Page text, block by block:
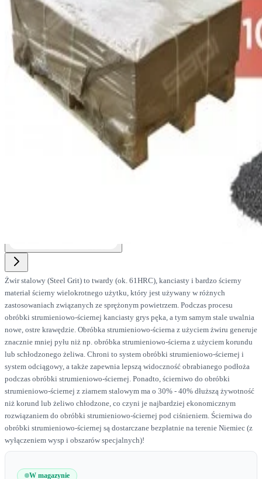
View larger image
Żwir stalowy (Steel Grit) to twardy (ok. 61HRC), kanciasty i bardzo ścierny
materiał ścierny wielokrotnego użytku, który jest używany w różnych
zastosowaniach związanych ze sprężonym powietrzem. Podczas procesu
obróbki strumieniowo-ściernej kanciasty grys pęka, a tym samym stale uwalnia
nowe, ostre krawędzie. Obróbka strumieniowo-ścierna z użyciem żwiru generuje
znacznie mniej pyłu niż np. obróbka strumieniowo-ścierna z użyciem korundu
lub schłodzonego żeliwa. Chroni to system obróbki strumieniowo-ściernej i
system odciągowy, a także zapewnia lepszą widoczność obrabianego podłoża
podczas obróbki strumieniowo-ściernej. Ponadto, ścierniwo do obróbki
strumieniowo-ściernej z ziarnem stalowym ma o 30% - 40% dłuższą żywotność
niż korund lub żeliwo chłodzone, co czyni je najbardziej ekonomicznym
rozwiązaniem do obróbki strumieniowo-ściernej pod ciśnieniem. Ścierniwa do
obróbki strumieniowo-ściernej są dostarczane bezpłatnie na terenie Niemiec (z
wyłączeniem wysp i obszarów specjalnych)!
W magazynie